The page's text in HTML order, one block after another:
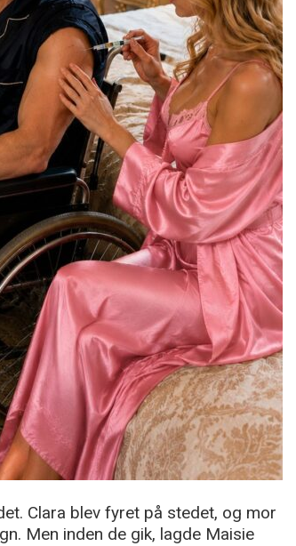
Clara blev fyret på stedet, og mor
Men inden de gik, lagde Maisie